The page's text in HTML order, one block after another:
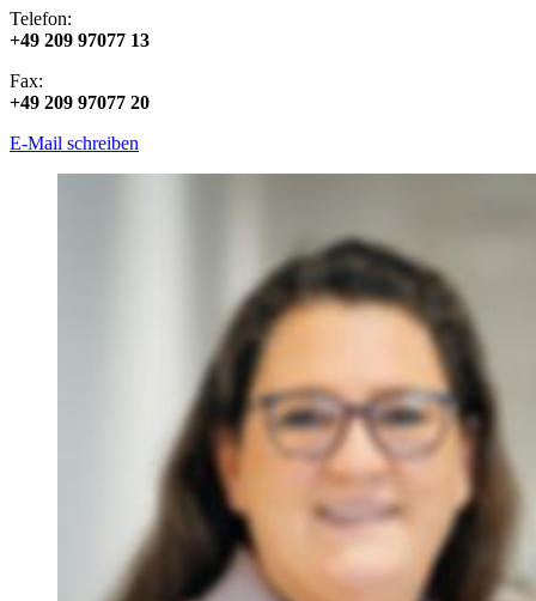
Telefon:
+49 209 97077 13
Fax:
+49 209 97077 20
E-Mail schreiben